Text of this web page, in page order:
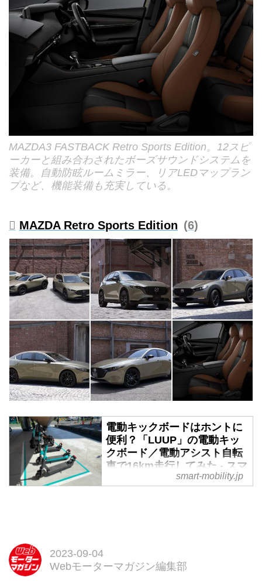
MAZDA3 FASTBACK Retro Sports Edition。12スピ
ーカーと組み合わされたボーズサウンドシステムを
装備。自動防眩ルームミラー、リアLEDマップラン
プなど、機能装備も充実している。
MAZDA Retro Sports Edition 6
電動キックボードはホントに
便利？「LUUP」の電動キッ
クボード／電動アシスト自転
車で16km走行してみた - スマ
ートモビリティJP
回は長距離走行してわかったメリ
smart-mobility.jp
2023-09-04
Webモーターマガジン編集部